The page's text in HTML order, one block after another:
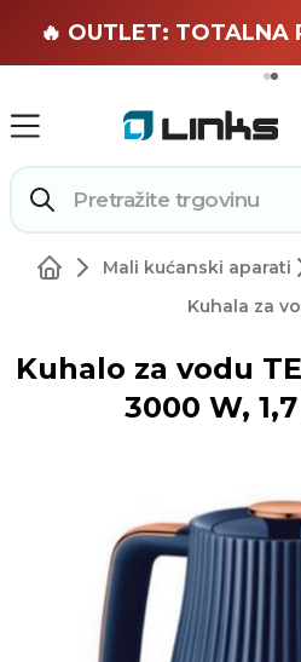
🏄 Zaslužuješ
🔥 OUTLET:
Mali kućanski aparati
Kuhala za
Kuhalo za vodu
3000 W,